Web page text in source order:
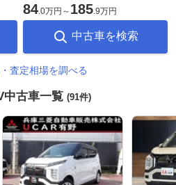
84.0万円 ～ 185.9万円
中古車を検索
査定相場を調べる
中古車一覧 (91件)